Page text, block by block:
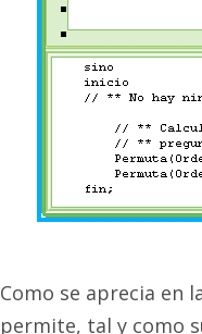
Como se aprecia en
permite, tal y como